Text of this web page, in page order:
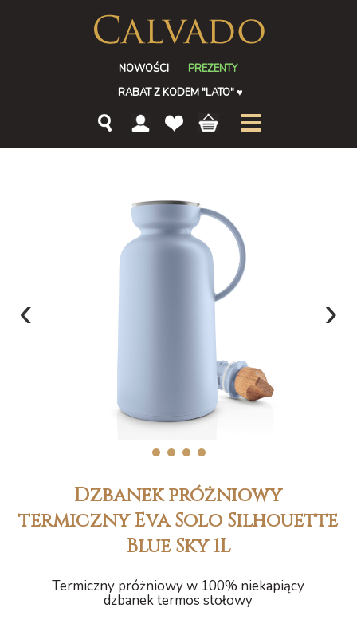
NOWOŚCI
PREZENTY
RABAT Z KODEM "LATO"♥
‹ ›
1 2 3 4
Dzbanek próżniowy
termiczny Eva Solo Silhouette
Blue Sky 1L
Termiczny próżniowy w 100% niekapiący
dzbanek termos stołowy